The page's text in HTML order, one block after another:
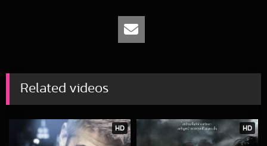
Related videos
HD HD